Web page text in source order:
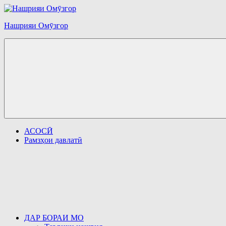
Перейти
содержимому
Нашрияи Омӯзгор
АСОСӢ
Рамзҳои давлатӣ
ДАР БОРАИ МО